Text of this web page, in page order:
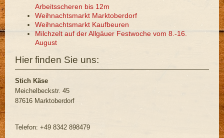
Arbeitsscheren bis 12m
Weihnachtsmarkt Marktoberdorf
Weihnachtsmarkt Kaufbeuren
Milchzelt auf der Allgäuer Festwoche vom 8.-16.
August
Hier finden Sie uns:
Stich Käse
Meichelbeckstr. 45
87616 Marktoberdorf
Telefon: +49 8342 898479